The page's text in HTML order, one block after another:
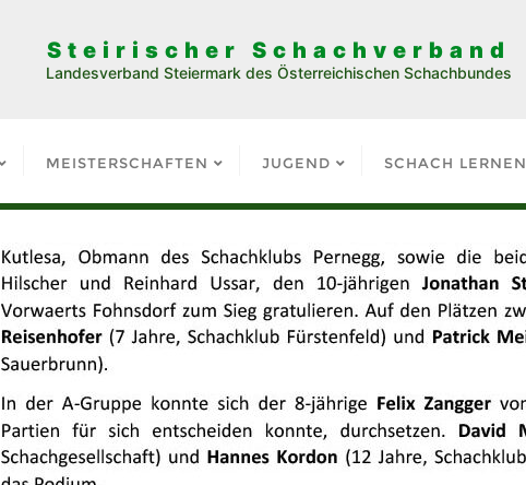
Steirischer Schachverband
Landesverband Steiermark des Österreichischen Schachbundes
MEISTERSCHAFTEN JUGEND SCHACH LERNEN